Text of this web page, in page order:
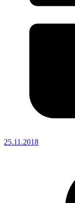
25.11.2018